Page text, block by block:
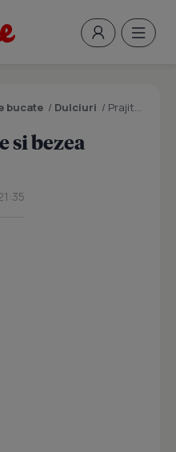
bucate / Dulciuri / Prajitura cu mere si bezea
si bezea